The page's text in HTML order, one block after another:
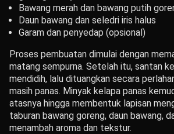
Bawang merah dan bawang putih
Daun bawang dan seledri iris halus
Garam dan penyedap (opsional)
Proses pembuatan dimulai dengan
matang sempurna. Setelah itu, santan
mendidih, lalu dituangkan secara
masih panas. Minyak kelapa panas
atasnya hingga membentuk lapisan
taburan bawang goreng, daun bawang,
menambah aroma dan tekstur.